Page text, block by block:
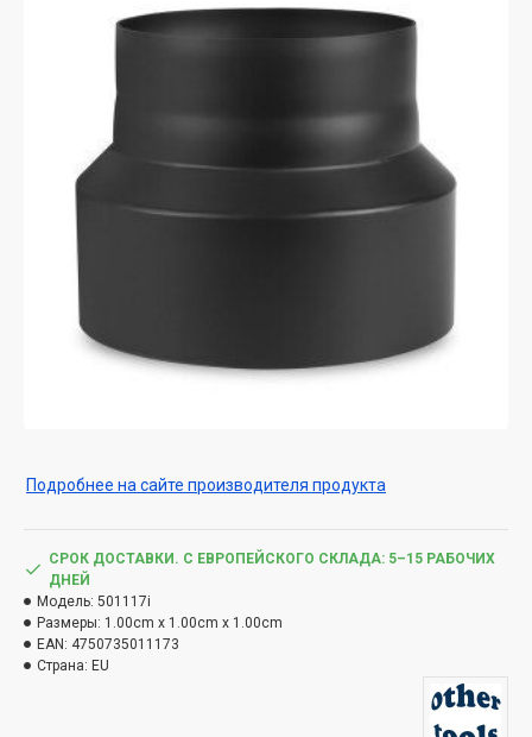
Подробнее на сайте производителя продукта
СРОК ДОСТАВКИ. С ЕВРОПЕЙСКОГО СКЛАДА: 5–15 РАБОЧИХ
ДНЕЙ
Модель: 501117i
Размеры: 1.00cm x 1.00cm x 1.00cm
EAN: 4750735011173
Страна: EU